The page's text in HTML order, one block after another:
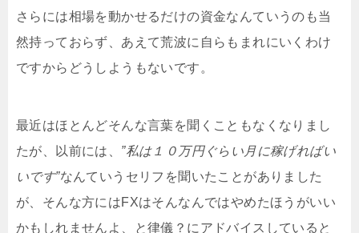
さらには相場を動かせるだけの資金なんていうのも当
然持っておらず、あえて荒波に自らもまれにいくわけ
ですからどうしようもないです。
最近はほとんどそんな言葉を聞くこともなくなりまし
たが、以前には、 ”私は１０万円ぐらい月に稼げればい
いです”なんていうセリフを聞いたことがありました
が、そんな方にはFXはそんなんではやめたほうがいい
かもしれませんよ、と律儀？にアドバイスしていると